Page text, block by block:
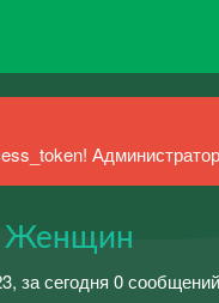
Женщин
за сегодня 0